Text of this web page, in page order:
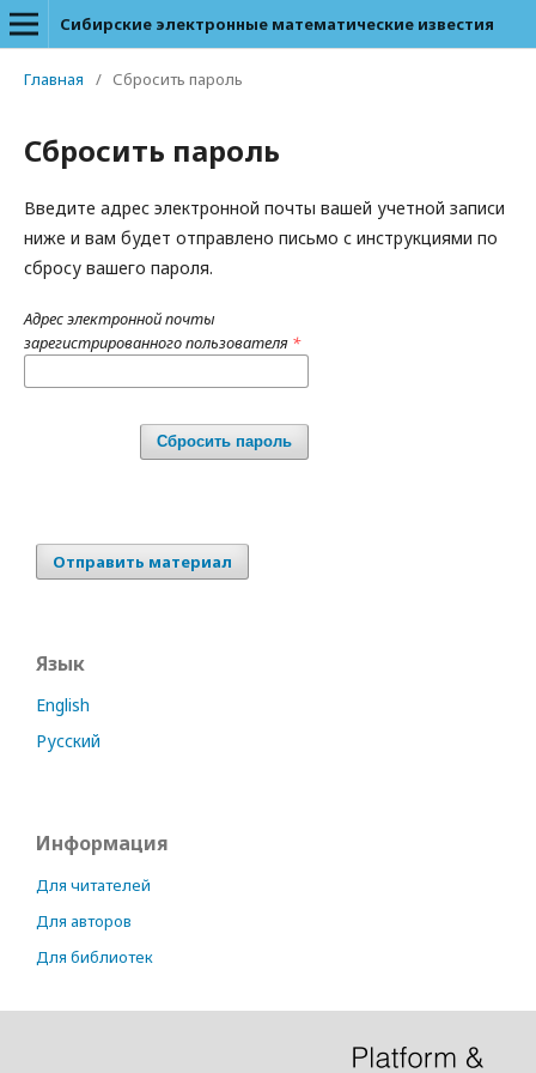
Сибирские электронные математические известия
Главная / Сбросить пароль
Сбросить пароль
Введите адрес электронной почты вашей учетной записи
ниже и вам будет отправлено письмо с инструкциями по
сбросу вашего пароля.
Адрес электронной почты
зарегистрированного пользователя *
Сбросить пароль
Отправить материал
Язык
English
Русский
Информация
Для читателей
Для авторов
Для библиотек